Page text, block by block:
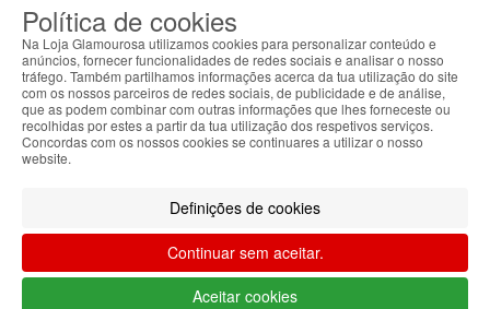
0 CARRINHO
EU
Filtrar por
Limpar filtros
Filtrar
Política de cookies
Na Loja Glamourosa utilizamos cookies para personalizar conteúdo e
anúncios, fornecer funcionalidades de redes sociais e analisar o nosso
tráfego. Também partilhamos informações acerca da tua utilização do site
com os nossos parceiros de redes sociais, de publicidade e de análise,
que as podem combinar com outras informações que lhes forneceste ou
recolhidas por estes a partir da tua utilização dos respetivos serviços.
Concordas com os nossos cookies se continuares a utilizar o nosso
website.
Definições de cookies
Continuar sem aceitar.
Aceitar cookies